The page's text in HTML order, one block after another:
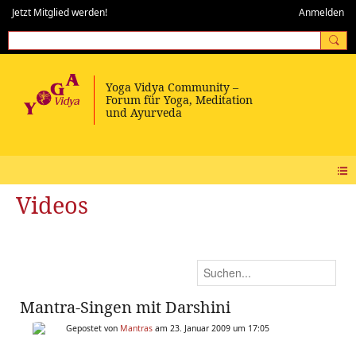
Jetzt Mitglied werden! Anmelden
Videos
Mantra-Singen mit Darshini
Gepostet von Mantras am 23. Januar 2009 um 17:05